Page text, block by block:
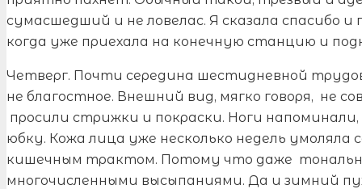
сумасшедший и не ловелас. Я сказала спасибо
когда уже приехала на конечную станцию и
Четверг. Почти середина шестидневной
не благостное. Внешний вид, мягко говоря, не
просили стрижки и покраски. Ноги
юбку. Кожа лица уже несколько недель
кишечным трактом. Потому что даже
многочисленными высыпаниями. Да и зимний